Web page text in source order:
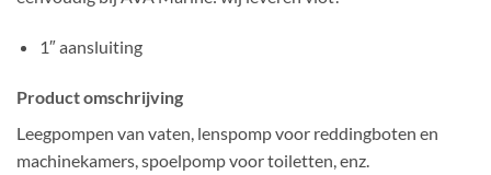
1″ aansluiting
Product omschrijving
Leegpompen van vaten, lenspomp voor reddingboten en
machinekamers, spoelpomp voor toiletten, enz.